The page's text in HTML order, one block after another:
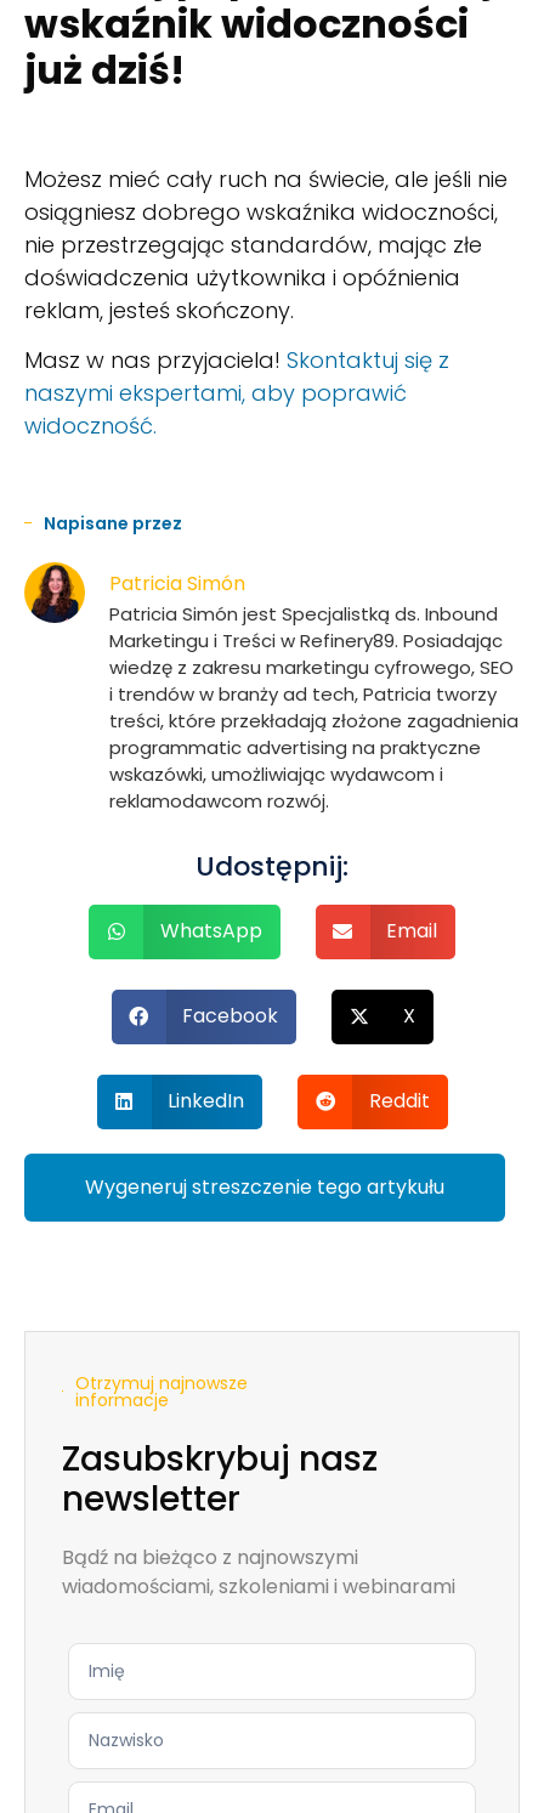
wskaźnik widoczności
już dziś!
Możesz mieć cały ruch na świecie, ale jeśli nie
osiągniesz dobrego wskaźnika widoczności,
nie przestrzegając standardów, mając złe
doświadczenia użytkownika i opóźnienia
reklam, jesteś skończony.
Masz w nas przyjaciela! Skontaktuj się z
naszymi ekspertami, aby poprawić
widoczność.
Napisane przez
Patricia Simón
Patricia Simón jest Specjalistką ds. Inbound
Marketingu i Treści w Refinery89. Posiadając
wiedzę z zakresu marketingu cyfrowego, SEO
i trendów w branży ad tech, Patricia tworzy
treści, które przekładają złożone zagadnienia
programmatic advertising na praktyczne
wskazówki, umożliwiając wydawcom i
reklamodawcom rozwój.
Udostępnij:
WhatsApp Email
Facebook X
LinkedIn Reddit
Wygeneruj streszczenie tego artykułu
Otrzymuj najnowsze
informacje
Zasubskrybuj nasz
newsletter
Bądź na bieżąco z najnowszymi
wiadomościami, szkoleniami i webinarami